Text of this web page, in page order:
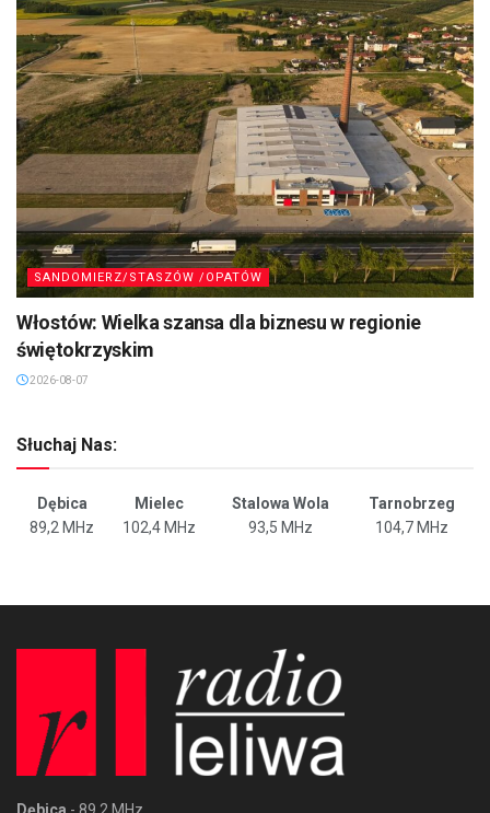
SANDOMIERZ/STASZÓW /OPATÓW
Włostów: Wielka szansa dla biznesu w regionie
świętokrzyskim
2026-08-07
Słuchaj Nas:
Dębica Mielec Stalowa Wola
Tarnobrzeg
89,2 MHz
102,4 MHz 93,5 MHz 104,7 MHz